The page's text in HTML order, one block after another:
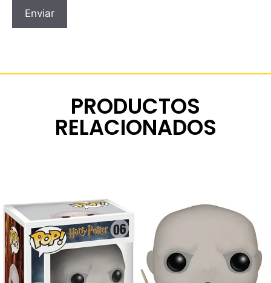
PRODUCTOS
RELACIONADOS